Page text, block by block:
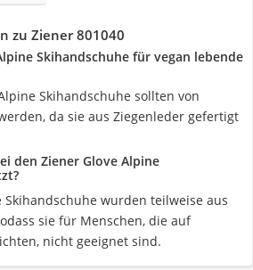
zu Ziener ‎801040
Skihandschuhe für vegan lebende
Skihandschuhe sollten von
da sie aus Ziegenleder gefertigt
den Ziener Glove Alpine
Skihandschuhe wurden teilweise aus
sie für Menschen, die auf
nicht geeignet sind.